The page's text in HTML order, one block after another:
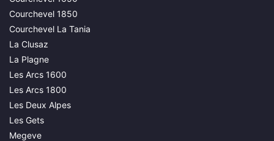
Courchevel 1850
Courchevel La Tania
La Clusaz
La Plagne
Les Arcs 1600
Les Arcs 1800
Les Deux Alpes
Les Gets
Megeve